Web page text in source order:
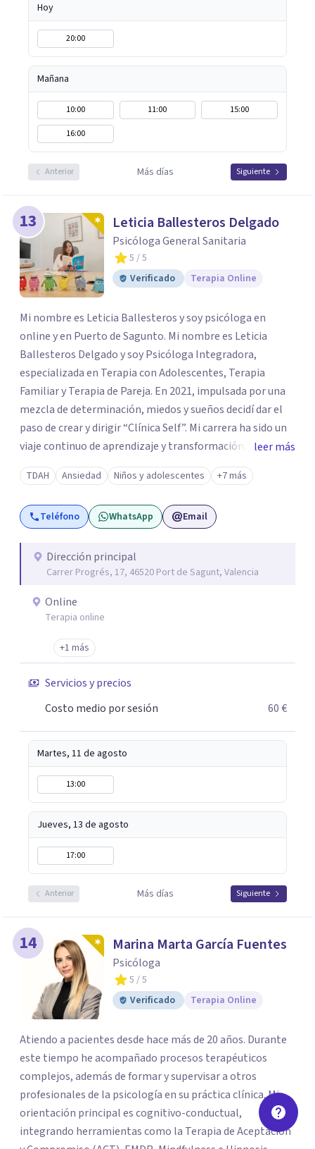
Hoy
20:00
Mañana
10:00 11:00
15:00
16:00
Anterior Más días Siguiente
13 Leticia Ballesteros Delgado
Psicóloga General Sanitaria
5 / 5
Verificado
Terapia Online
Mi nombre es Leticia Ballesteros y soy psicóloga en
online y en Puerto de Sagunto. Mi nombre es Leticia
Ballesteros Delgado y soy Psicóloga Integradora,
especializada en Terapia con Adolescentes, Terapia
Familiar y Terapia de Pareja. En 2021, impulsada por una
mezcla de determinación, miedos y sueños decidí dar el
paso de crear y dirigir “Clínica Self”. Mi carrera ha sido un
viaje continuo de aprendizaje y transformación,
moldeado por másters, especializaciones y experiencias
que han reafirmado mi verdadera vocación: acompañar a
familias y adolescentes en sus momentos más cruciales,
guiándolos hacia relaciones más saludables y un
leer más
TDAH Ansiedad Niños y adolescentes +7 más
Teléfono WhatsApp Email
Dirección principal
Carrer Progrés, 17, 46520 Port de Sagunt, Valencia
Online
Terapia online
+1 más
Servicios y precios
Costo medio por sesión
60 €
Martes, 11 de agosto
13:00
Jueves, 13 de agosto
17:00
Anterior Más días Siguiente
14 Marina Marta García Fuentes
Psicóloga
5 / 5
Verificado
Terapia Online
Atiendo a pacientes desde hace más de 20 años. Durante
este tiempo he acompañado procesos terapéuticos
complejos, además de formar y supervisar a otros
profesionales de la psicología en su práctica clínica. Mi
orientación principal es cognitivo-conductual,
integrando herramientas como la Terapia de Aceptación